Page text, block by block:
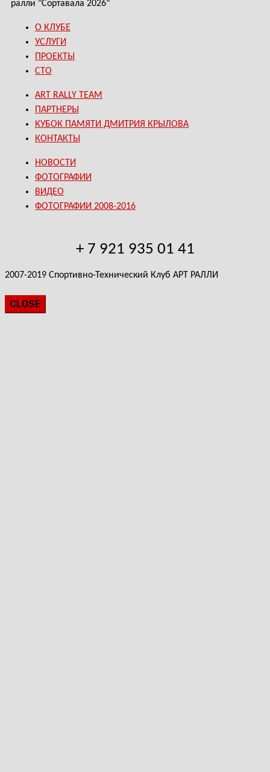
ралли "Сортавала 2026"
О КЛУБЕ
УСЛУГИ
ПРОЕКТЫ
СТО
ART RALLY TEAM
ПАРТНЕРЫ
КУБОК ПАМЯТИ ДМИТРИЯ КРЫЛОВА
КОНТАКТЫ
НОВОСТИ
ФОТОГРАФИИ
ВИДЕО
ФОТОГРАФИИ 2008-2016
+ 7 921 935 01 41
2007-2019 Спортивно-Технический Клуб АРТ РАЛЛИ
CLOSE